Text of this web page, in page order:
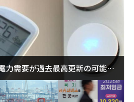
力需要が過去最高更新の可能性
検